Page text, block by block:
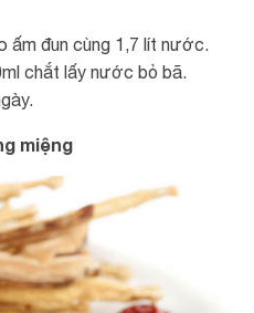
ấm đun cùng 1,7 lít nước.
chắt lấy nước bỏ bã.
miệng